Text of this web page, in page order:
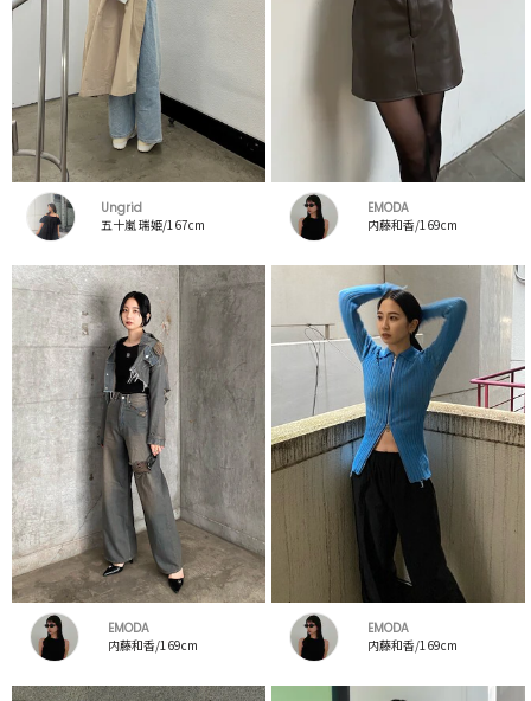
Ungrid
五十嵐 瑞姫/167cm
EMODA
内藤和香/169cm
EMODA
内藤和香/169cm
EMODA
内藤和香/169cm